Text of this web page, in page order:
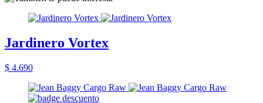
Jardinero Vortex
$ 4.690